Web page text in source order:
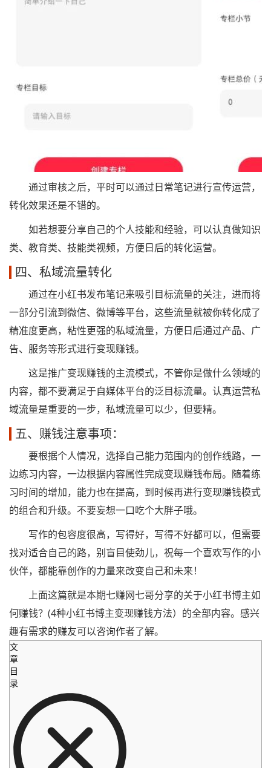
通过审核之后，平时可以通过日常笔记进行宣传运营，
转化效果还是不错的。
如若想要分享自己的个人技能和经验，可以认真做知识
类、教育类、技能类视频，方便日后的转化运营。
四、私域流量转化
通过在小红书发布笔记来吸引目标流量的关注，进而将
一部分引流到微信、微博等平台，这些流量就被你转化成了
精准度更高，粘性更强的私域流量，方便日后通过产品、广
告、服务等形式进行变现赚钱。
这是推广变现赚钱的主流模式，不管你是做什么领域的
内容，都不要满足于自媒体平台的泛目标流量。认真运营私
域流量是重要的一步，私域流量可以少，但要精。
五、赚钱注意事项：
要根据个人情况，选择自己能力范围内的创作线路，一
边练习内容，一边根据内容属性完成变现赚钱布局。随着练
习时间的增加，能力也在提高，到时候再进行变现赚钱模式
的组合和升级。不要妄想一口吃个大胖子哦。
写作的包容度很高，写得好，写得不好都可以，但需要
找对适合自己的路，别盲目使劲儿，祝每一个喜欢写作的小
伙伴，都能靠创作的力量来改变自己和未来！
上面这篇就是本期七赚网七哥分享的关于小红书博主如
何赚钱？(4种小红书博主变现赚钱方法）的全部内容。感兴
趣有需求的赚友可以咨询作者了解。
文
章
目
录